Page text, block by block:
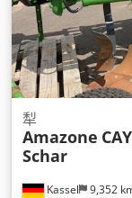
Kassel 9,352
犁
Amazone
Schar